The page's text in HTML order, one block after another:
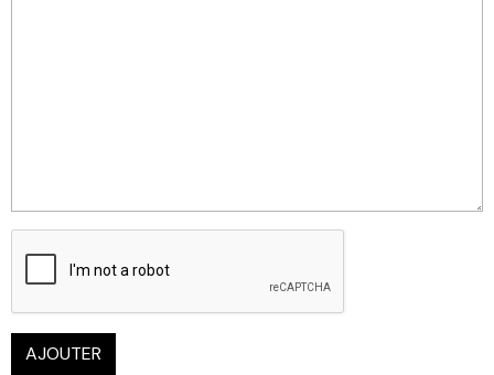
AJOUTER